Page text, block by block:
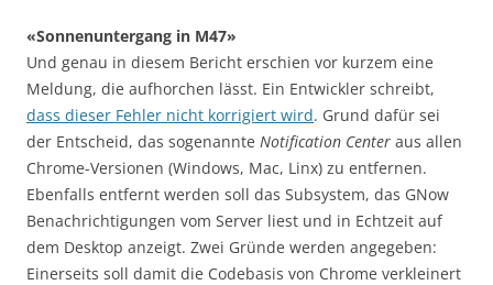
«Sonnenuntergang in M47»
Und genau in diesem Bericht erschien vor kurzem eine
Meldung, die aufhorchen lässt. Ein Entwickler schreibt,
dass dieser Fehler nicht korrigiert wird. Grund dafür sei
der Entscheid, das sogenannte Notification Center aus allen
Chrome-Versionen (Windows, Mac, Linx) zu entfernen.
Ebenfalls entfernt werden soll das Subsystem, das GNow
Benachrichtigungen vom Server liest und in Echtzeit auf
dem Desktop anzeigt. Zwei Gründe werden angegeben:
Einerseits soll damit die Codebasis von Chrome verkleinert